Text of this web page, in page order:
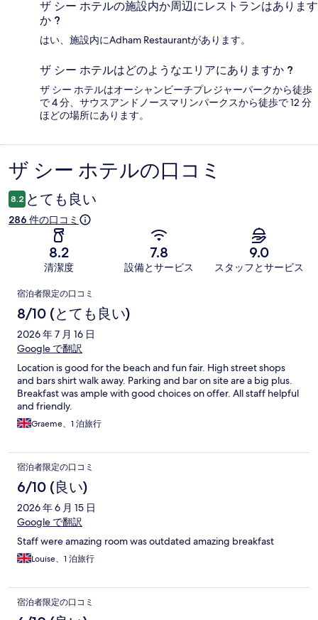
ザ シー ホテルの施設内か周辺にレストランはあります
か ?
はい、施設内にAdham Restaurantがあります。
ザ シー ホテルはどのようなエリアにありますか ?
ザ シー ホテルはオーシャンビーチプレジャーパークから徒歩
で 4 分、サウスアンドノースマリンパークスから徒歩で 12 分
ほどの場所にあります。
口
コ
ミ
ザ シー ホテルの口コミ
8.2 とても良い
286 件の口コミ
8.2
清潔度
7.8
設備とサービス
9.0
スタッフとサービス
口
コ
ミ
宿泊者限定の口コミ
8/10 (とても良い)
2026 年 7 月 16 日
Google で翻訳
Location is good for the beach and fun fair. High street shops
and bars shirt walk away. Parking and bar on site are a big plus.
Breakfast was ample with good choices on offer. All staff helpful
and friendly.
Graeme、1 泊旅行
宿泊者限定の口コミ
6/10 (良い)
2026 年 6 月 15 日
Google で翻訳
Staff were amazing room was outdated amazing breakfast
Louise、1 泊旅行
宿泊者限定の口コミ